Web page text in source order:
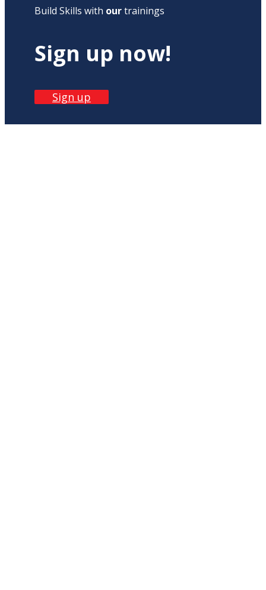
Build Skills with ourtrainings
Sign up now!
Sign up